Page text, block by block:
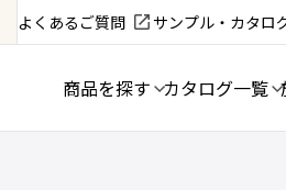
よくあるご質問 サンプル・カタロ
商品を探す カタログ一覧